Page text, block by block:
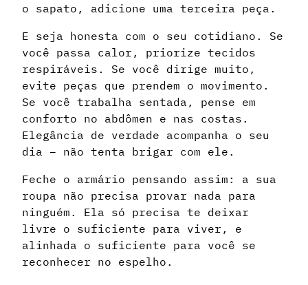
o sapato, adicione uma terceira peça.
E seja honesta com o seu cotidiano. Se
você passa calor, priorize tecidos
respiráveis. Se você dirige muito,
evite peças que prendem o movimento.
Se você trabalha sentada, pense em
conforto no abdômen e nas costas.
Elegância de verdade acompanha o seu
dia – não tenta brigar com ele.
Feche o armário pensando assim: a sua
roupa não precisa provar nada para
ninguém. Ela só precisa te deixar
livre o suficiente para viver, e
alinhada o suficiente para você se
reconhecer no espelho.